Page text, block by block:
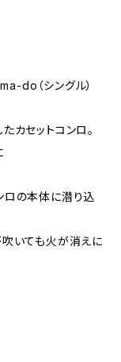
do（シングル）
カセットコンロ。
ロの本体に潜り込
吹いても火が消えに